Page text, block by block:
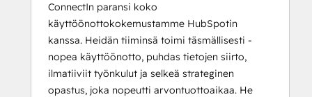
ConnectIn paransi koko
käyttöönottokokemustamme HubSpotin
kanssa. Heidän tiiminsä toimi täsmällisesti -
nopea käyttöönotto, puhdas tietojen siirto,
ilmatiiviit työnkulut ja selkeä strateginen
opastus, joka nopeutti arvontuottoaikaa. He